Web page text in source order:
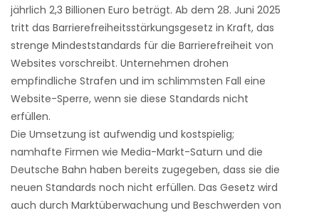
jährlich 2,3 Billionen Euro beträgt. Ab dem 28. Juni 2025
tritt das Barrierefreiheitsstärkungsgesetz in Kraft, das
strenge Mindeststandards für die Barrierefreiheit von
Websites vorschreibt. Unternehmen drohen
empfindliche Strafen und im schlimmsten Fall eine
Website-Sperre, wenn sie diese Standards nicht
erfüllen.
Die Umsetzung ist aufwendig und kostspielig;
namhafte Firmen wie Media-Markt-Saturn und die
Deutsche Bahn haben bereits zugegeben, dass sie die
neuen Standards noch nicht erfüllen. Das Gesetz wird
auch durch Marktüberwachung und Beschwerden von